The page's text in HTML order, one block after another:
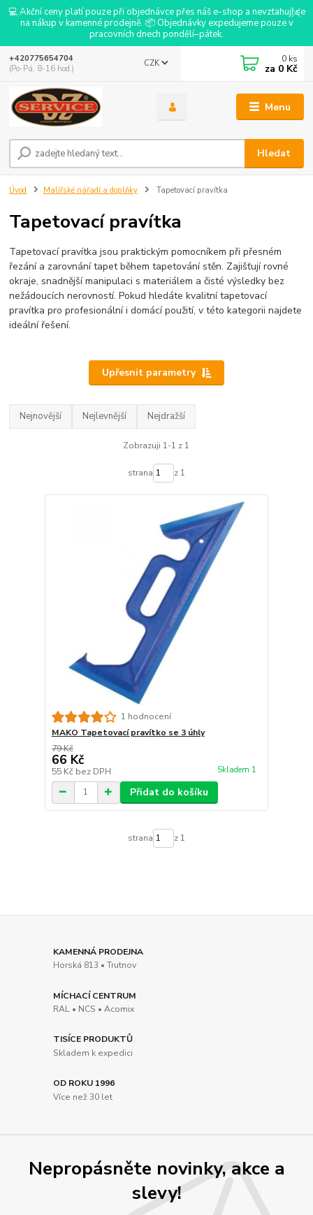
💻 Akční ceny platí pouze při objednávce přes náš e-shop a nevztahují se
na nákup v kamenné prodejně. 📦 Objednávky expedujeme pouze v
pracovních dnech pondělí–pátek.
Menu
CZK
Hledat
+420775654704
(Po-Pá, 8-16 hod.)
0 ks
za 0 Kč
Úvod Malířské nářadí a doplňky Tapetovací pravítka
Tapetovací pravítka
Tapetovací pravítka jsou praktickým pomocníkem při přesném
řezání a zarovnání tapet během tapetování stěn. Zajišťují rovné
okraje, snadnější manipulaci s materiálem a čisté výsledky bez
nežádoucích nerovností. Pokud hledáte kvalitní tapetovací
pravítka pro profesionální i domácí použití, v této kategorii najdete
ideální řešení.
Upřesnit parametry
Nejnovější Nejlevnější Nejdražší
Zobrazuji 1-1 z 1
strana z 1
1 hodnocení
MAKO Tapetovací pravítko se 3 úhly
79 Kč
66 Kč
55 Kč bez DPH Skladem 1
Přidat do košíku
strana z 1
KAMENNÁ PRODEJNA
Horská 813 • Trutnov
MÍCHACÍ CENTRUM
RAL • NCS • Acomix
TISÍCE PRODUKTŮ
Skladem k expedici
OD ROKU 1996
Více než 30 let
Nepropásněte novinky, akce a
slevy!